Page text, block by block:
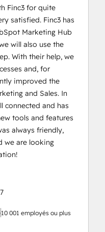
Finc3 for quite
satisfied. Finc3 has
Marketing Hub
will also use the
With their help, we
and, for
improved the
and Sales. In
connected and has
tools and features
always friendly,
we are looking
10 001 employés ou plus